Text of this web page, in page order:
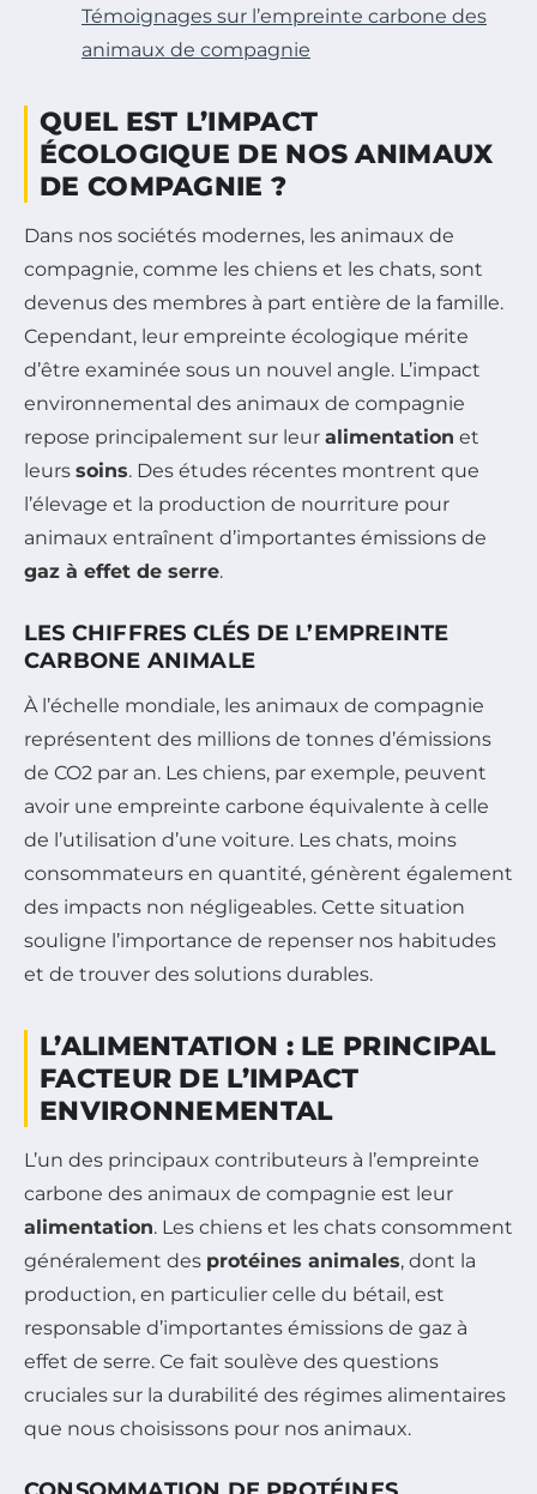
Témoignages sur l’empreinte carbone des
animaux de compagnie
QUEL EST L’IMPACT
ÉCOLOGIQUE DE NOS ANIMAUX
DE COMPAGNIE ?
Dans nos sociétés modernes, les animaux de
compagnie, comme les chiens et les chats, sont
devenus des membres à part entière de la famille.
Cependant, leur empreinte écologique mérite
d’être examinée sous un nouvel angle. L’impact
environnemental des animaux de compagnie
repose principalement sur leur alimentation et
leurs soins. Des études récentes montrent que
l’élevage et la production de nourriture pour
animaux entraînent d’importantes émissions de
gaz à effet de serre.
LES CHIFFRES CLÉS DE L’EMPREINTE
CARBONE ANIMALE
À l’échelle mondiale, les animaux de compagnie
représentent des millions de tonnes d’émissions
de CO2 par an. Les chiens, par exemple, peuvent
avoir une empreinte carbone équivalente à celle
de l’utilisation d’une voiture. Les chats, moins
consommateurs en quantité, génèrent également
des impacts non négligeables. Cette situation
souligne l’importance de repenser nos habitudes
et de trouver des solutions durables.
L’ALIMENTATION : LE PRINCIPAL
FACTEUR DE L’IMPACT
ENVIRONNEMENTAL
L’un des principaux contributeurs à l’empreinte
carbone des animaux de compagnie est leur
alimentation. Les chiens et les chats consomment
généralement des protéines animales, dont la
production, en particulier celle du bétail, est
responsable d’importantes émissions de gaz à
effet de serre. Ce fait soulève des questions
cruciales sur la durabilité des régimes alimentaires
que nous choisissons pour nos animaux.